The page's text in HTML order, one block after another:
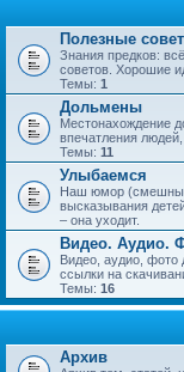
Полезные
Знания предков:
советов. Хорошие
Темы: 1
Дольмены
Местонахождение
впечатления
Темы: 11
Улыбаемся
Наш юмор
высказывания
– она уходит.
Видео. Аудио.
Видео, аудио,
ссылки на
Темы: 16
Архив